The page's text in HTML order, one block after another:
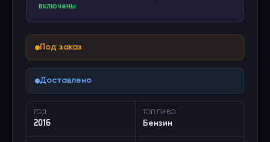
включены
Под заказ
Доставлено
ГОД
2016
ТОПЛИВО
Бензин